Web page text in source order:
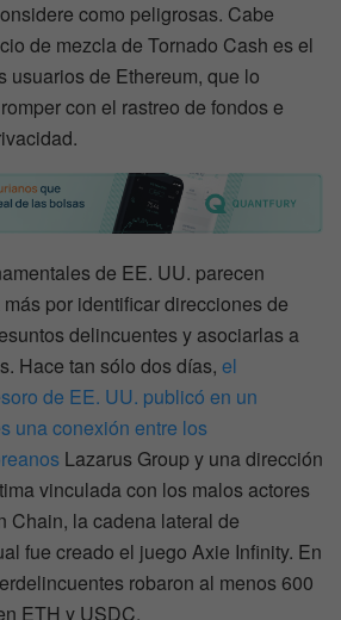
como peligrosas. Cabe
de mezcla de Tornado Cash es el
usuarios de Ethereum, que lo
con el rastreo de fondos e
de EE. UU. parecen
por identificar direcciones de
delincuentes y asociarlas a
Hace tan sólo dos días, el
de EE. UU. publicó en un
una conexión entre los
Lazarus Group y una dirección
vinculada con los malos actores
Chain, la cadena lateral de
fue creado el juego Axie Infinity. En
robaron al menos 600
ETH y USDC.